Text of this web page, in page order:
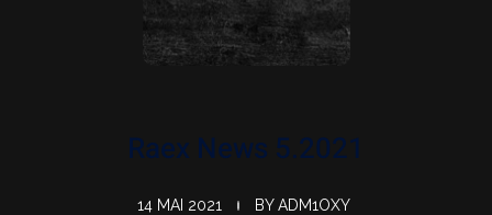
Raex News 5.2021
14 MAI 2021 BY ADM1OXY